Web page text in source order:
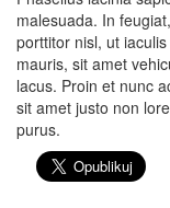
malesuada. In
porttitor nisl, ut
mauris, sit amet
lacus. Proin et nunc
sit amet justo non
purus.